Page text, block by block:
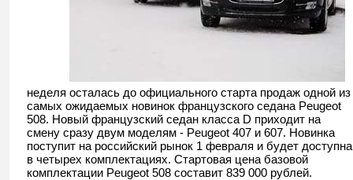
неделя осталась до официального старта продаж одной из
самых ожидаемых новинок французского седана Peugeot
508. Новый французский седан класса D приходит на
смену сразу двум моделям - Peugeot 407 и 607. Новинка
поступит на российский рынок 1 февраля и будет доступна
в четырех комплектациях. Стартовая цена базовой
комплектации Peugeot 508 составит 839 000 рублей.